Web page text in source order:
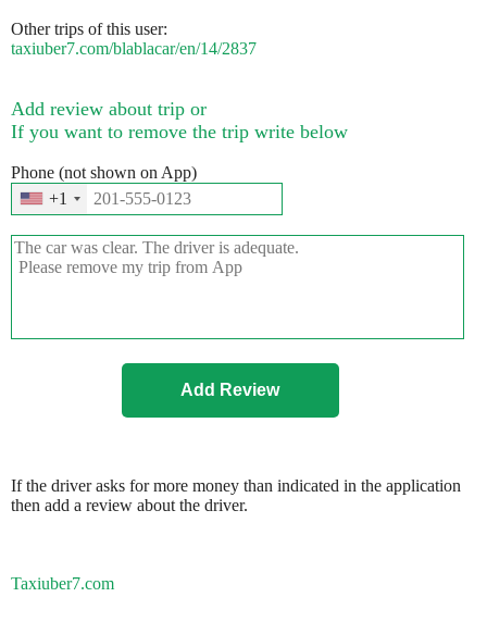
Other trips of this user:
taxiuber7.com/blablacar/en/14/2837
Add review about trip or
If you want to remove the trip write below
Phone (not shown on App)
+1
If the driver asks for more money than indicated in the application
then add a review about the driver.
Taxiuber7.com